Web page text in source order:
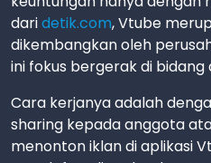
daridetik.com, Vtube
dikembangkan oleh
ini fokus bergerak di bidang
Cara kerjanya adalah
sharing kepada anggota
menonton iklan di aplikasi